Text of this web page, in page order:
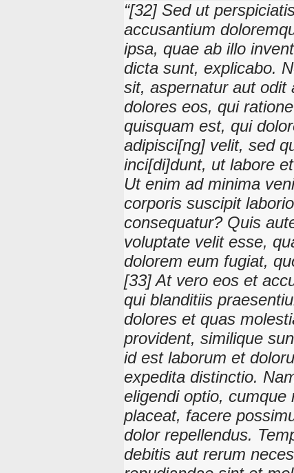
[32] Sed ut
accusantium
ipsa, quae ab illo
dicta sunt, explicabo.
sit, aspernatur aut odit
dolores eos, qui
quisquam est, qui
adipisci[ng] velit, sed
inci[di]dunt, ut labore
Ut enim ad minima
corporis suscipit
consequatur? Quis
voluptate velit esse,
dolorem eum fugiat,
[33] At vero eos et
qui blanditiis
dolores et quas
provident, similique
id est laborum et
expedita distinctio.
eligendi optio,
placeat, facere
dolor repellendus.
debitis aut rerum